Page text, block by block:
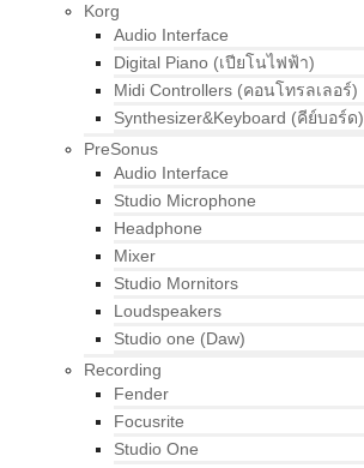
Korg
Audio Interface
Digital Piano (เปียโนไฟฟ้า)
Midi Controllers (คอนโทรลเลอร์)
Synthesizer&Keyboard (คีย์บอร์ด)
PreSonus
Audio Interface
Studio Microphone
Headphone
Mixer
Studio Mornitors
Loudspeakers
Studio one (Daw)
Recording
Fender
Focusrite
Studio One